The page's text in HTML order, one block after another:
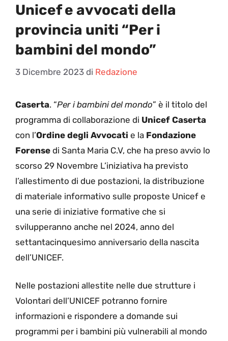
Unicef e avvocati della
provincia uniti “Per i
bambini del mondo”
3 Dicembre 2023 di Redazione
Caserta. “Per i bambini del mondo” è il titolo del
programma di collaborazione di Unicef Caserta
con l’Ordine degli Avvocati e la Fondazione
Forense di Santa Maria C.V, che ha preso avvio lo
scorso 29 Novembre L’iniziativa ha previsto
l’allestimento di due postazioni, la distribuzione
di materiale informativo sulle proposte Unicef e
una serie di iniziative formative che si
svilupperanno anche nel 2024, anno del
settantacinquesimo anniversario della nascita
dell’UNICEF.
Nelle postazioni allestite nelle due strutture i
Volontari dell’UNICEF potranno fornire
informazioni e rispondere a domande sui
programmi per i bambini più vulnerabili al mondo